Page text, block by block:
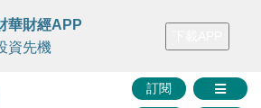
FINMETA 財華證券 媒體矩陣
訂閱
華財經APP
資先機